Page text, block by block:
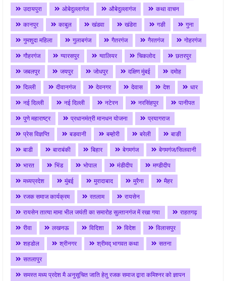
उदायपुरा
ओबेदुल्लागंज औबेदुल्लागंज
कथा वाचन
कानपुर
काबुल खंडवा खंडेरा गङी
गुना
गुमशुदा महिला
गुलाबगंज गैतरगंज गैरतगंज
गोहरगंज
गौहरगंज
ग्यारसपुर ग्वालियर चिकलोद
छतरपुर
जबलपुर
जयपुर जोधपुर दक्षिण मुंबई
दमोह
दिल्ली
दीवानगंज देवनगर देवास देश
धार
नई दिल्ली
नई दिल्ली नटेरन नरसिंहपुर
पानीपत
पुणे महाराष्ट्र
प्रधानमंत्री मानधन योजना
प्रयागराज
प्रेस विज्ञप्ति
बङवानी बम्होरी बरेली
बाङी
बाडी
बाराबंकी बिहार बेगमगंज
बेगमगंज/सिलवानी
भारत
भिंड भोपाल मंडीदीप
मण्डीदीप
मध्यप्रदेश
मुंबई मुरादाबाद मुरैना
मैहर
रजक समाज कार्यक्रम
रतलाम
रायसेन
रायसेन तात्या मामा भील जयंती का समारोह सुल्तानगंज में रखा गया
राहतगढ़
रीवा
लखनऊ विदिशा विदेश
विलासपुर
शहडोल
श्रीनगर श्रीमद् भागवत कथा
सतना
सतलापुर
समस्त मध्य प्रदेश मै अनुसूचित जाति हेतु रजक समाज द्वारा कमिश्नर को ज्ञापन